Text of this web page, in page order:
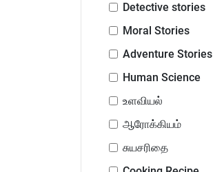
Detective stories
Moral Stories
Adventure Stories
Human Science
உளவியல்
ஆரோக்கியம்
சுயசரிதை